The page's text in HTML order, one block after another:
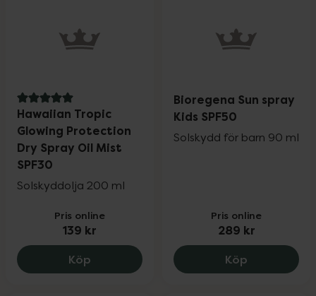
5 av 5 i omdöme
Hawaiian Tropic
Glowing Protection
Dry Spray Oil Mist
SPF30
Solskyddolja 200 ml
Pris online
139 kr
Köp Hawaiian Tropic Glowing Protection
Bioregena Sun spray
Kids SPF50
Solskydd för barn 90 ml
Pris online
289 kr
Köp Bioregena